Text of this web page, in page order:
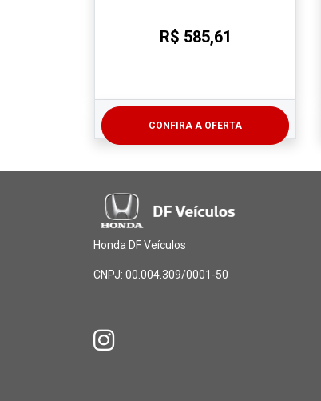
R$ 585,61
CONFIRA A OFERTA
Honda DF Veículos
CNPJ: 00.004.309/0001-50